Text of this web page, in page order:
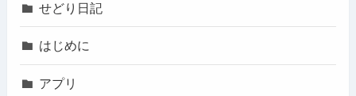
せどり日記
はじめに
アプリ